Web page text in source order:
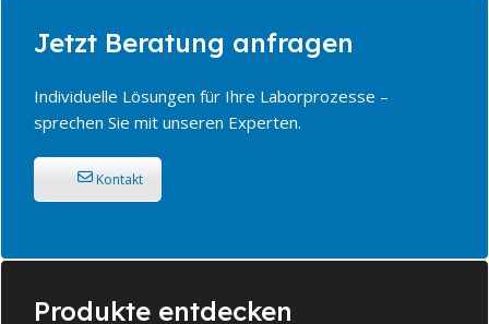
Jetzt Beratung anfragen
Individuelle Lösungen für Ihre Laborprozesse –
sprechen Sie mit unseren Experten.
Kontakt
Produkte entdecken